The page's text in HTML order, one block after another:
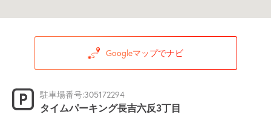
Googleマップでナビ
駐車場番号:305172294
タイムパーキング長吉六反3丁目